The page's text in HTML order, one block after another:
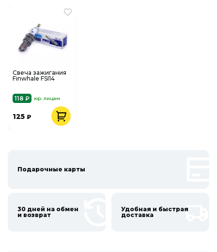
Свеча зажигания
Finwhale FSI14
118 ₽ юр. лицам
125 ₽
Подарочные карты
30 дней на обмен
и возврат
Удобная и быстрая
доставка